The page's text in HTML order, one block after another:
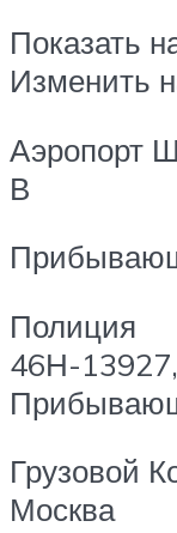
Показать
Изменить
Аэропорт
В
Полиция
46Н-
Грузовой
Москва